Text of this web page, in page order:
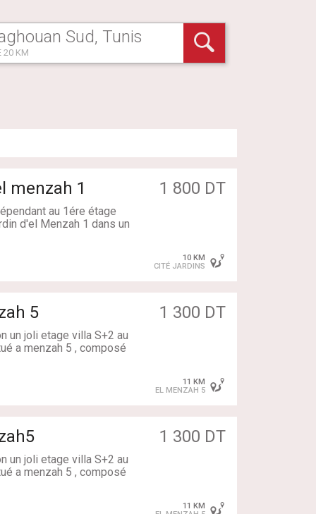
20 KM
menzah 1 1 800 DT
au 1ére étage
d'el Menzah 1 dans un
10 KM
CITÉ JARDINS
5 1 300 DT
un joli etage villa S+2 au
a menzah 5 , composé
au 55 523 500
11 KM
EL MENZAH 5
1 300 DT
un joli etage villa S+2 au
a menzah 5 , composé
11 KM